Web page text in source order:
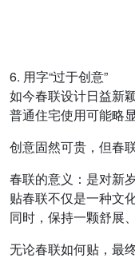
6. 用字“过于创意”
如今春联设计日益新
普通住宅使用可能略显
创意固然可贵，但春
春联的意义：是对新
贴春联不仅是一种文
同时，保持一颗舒展
无论春联如何贴，最